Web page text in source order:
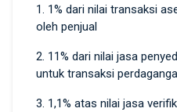
1. 1% dari nilai transaksi
oleh penjual
2. 11% dari nilai jasa
untuk transaksi
3. 1,1% atas nilai jasa